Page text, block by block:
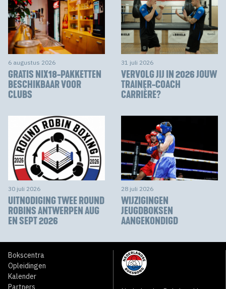
6 augustus 2026
GRATIS NIX18-PAKKETTEN
BESCHIKBAAR VOOR
CLUBS
31 juli 2026
VERVOLG JIJ IN 2026 JOUW
TRAINER-COACH
CARRIÈRE?
30 juli 2026
UITNODIGING TWEE ROUND
ROBINS ANTWERPEN AUG
EN SEPT 2026
28 juli 2026
WIJZIGINGEN
JEUGDBOKSEN
AANGEKONDIGD
Bokscentra
Opleidingen
Kalender
Partners